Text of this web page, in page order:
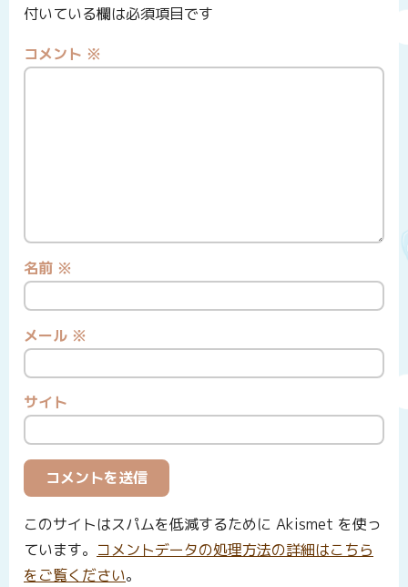
付いている欄は必須項目です
コメント ※
名前 ※
メール ※
サイト
このサイトはスパムを低減するために Akismet を使っ
ています。 コメントデータの処理方法の詳細はこちら
をご覧ください。